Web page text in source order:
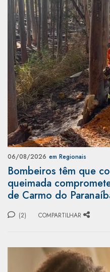
06/08/2026 em Regionais
Bombeiros têm que
queimada
de Carmo do
(2) COMPARTILHAR